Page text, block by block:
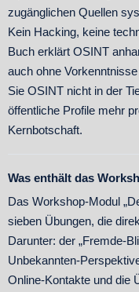
zugänglichen Quellen
Kein Hacking, keine
Buch erklärt OSINT
auch ohne
Sie OSINT nicht in der
öffentliche Profile mehr
Kernbotschaft.
Was enthält das
Das Workshop-Modul
sieben Übungen, die
Darunter: der „Fremde-
Unbekannten-
Online-Kontakte und die